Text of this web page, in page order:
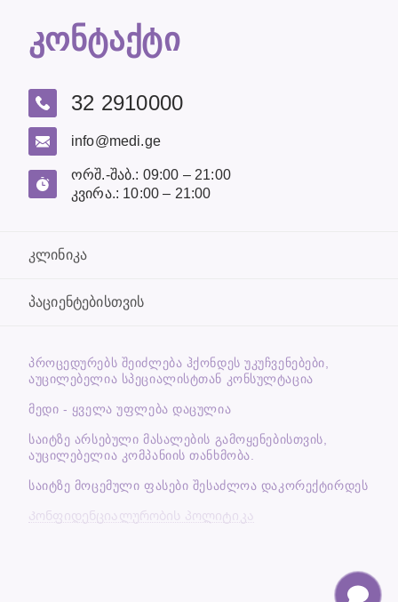
კონტაქტი
32 2910000
info@medi.ge
ორშ.-შაბ.: 09:00 – 21:00
კვირა.: 10:00 – 21:00
კლინიკა
პაციენტებისთვის
ᲞᲠᲝᲪᲔᲓᲣᲠᲔᲑᲡ ᲨᲔᲘᲫᲚᲔᲑᲐ ᲰᲥᲝᲜᲓᲔᲡ ᲣᲙᲣᲩᲕᲔᲜᲔᲑᲔᲑᲘ,
ᲐᲣᲪᲘᲚᲔᲑᲔᲚᲘᲐ ᲡᲞᲔᲪᲘᲐᲚᲘᲡᲢᲗᲐᲜ ᲙᲝᲜᲡᲣᲚᲢᲐᲪᲘᲐ
მედი - ყველა უფლება დაცულია
საიტზე არსებული მასალების გამოყენებისთვის,
აუცილებელია კომპანიის თანხმობა.
საიტზე მოცემული ფასები შესაძლოა დაკორექტირდეს
Კონფიდენციალურობის პოლიტიკა